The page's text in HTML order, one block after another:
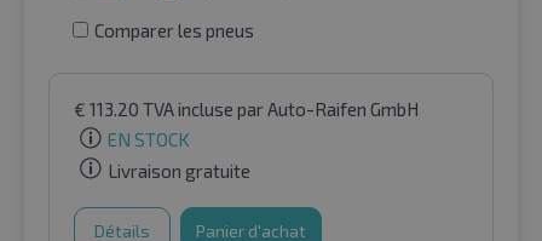
Comparer les pneus
€ 113.20 TVA incluse par Auto-Raifen GmbH
EN STOCK
Livraison gratuite
Détails Panier d'achat